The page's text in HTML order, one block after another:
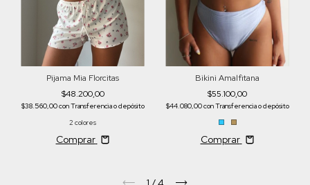
Pijama Mia Florcitas
$48.200,00
$38.560,00conTransferencia o depósito
2 colores
Comprar
Bikini Amalfitana
$55.100,00
$44.080,00conTransferencia o depósito
Comprar